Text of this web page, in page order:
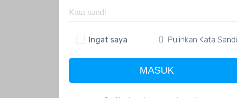
Ingat saya Pulihkan Kata Sandi
MASUK